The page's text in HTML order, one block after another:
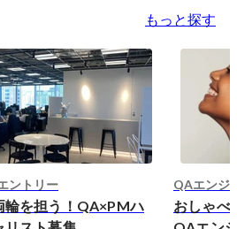
もっと探す
ントリー
輪を担う！QA×PMハ
QAエンジ
おしゃべ